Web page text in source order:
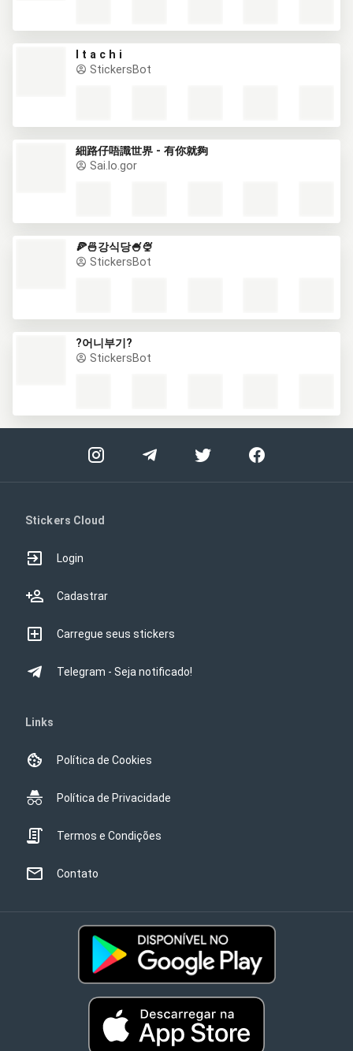
I t a c h i
StickersBot
細路仔唔識世界 - 有你就夠
Sai.lo.gor
🍕🍜강식당🍧🍨
StickersBot
?어니부기?
StickersBot
Stickers Cloud
Login
Cadastrar
Carregue seus stickers
Telegram - Seja notificado!
Links
Política de Cookies
Política de Privacidade
Termos e Condições
Contato